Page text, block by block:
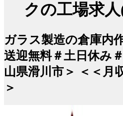
クの工場求人
ガラス製造の倉庫内
送迎無料＃土日休み
山県滑川市＞ ＜＜月
＞